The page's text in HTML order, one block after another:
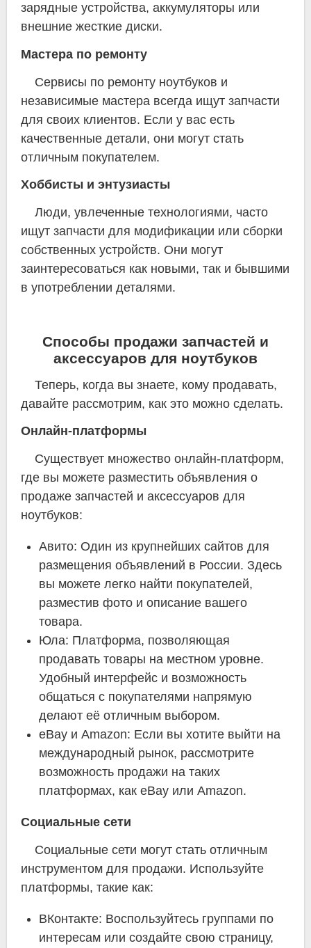
зарядные устройства, аккумуляторы или
внешние жесткие диски.
Мастера по ремонту
Сервисы по ремонту ноутбуков и
независимые мастера всегда ищут запчасти
для своих клиентов. Если у вас есть
качественные детали, они могут стать
отличным покупателем.
Хоббисты и энтузиасты
Люди, увлеченные технологиями, часто
ищут запчасти для модификации или сборки
собственных устройств. Они могут
заинтересоваться как новыми, так и бывшими
в употреблении деталями.
Способы продажи запчастей и
аксессуаров для ноутбуков
Теперь, когда вы знаете, кому продавать,
давайте рассмотрим, как это можно сделать.
Онлайн-платформы
Существует множество онлайн-платформ,
где вы можете разместить объявления о
продаже запчастей и аксессуаров для
ноутбуков:
Авито: Один из крупнейших сайтов для
размещения объявлений в России. Здесь
вы можете легко найти покупателей,
разместив фото и описание вашего
товара.
Юла: Платформа, позволяющая
продавать товары на местном уровне.
Удобный интерфейс и возможность
общаться с покупателями напрямую
делают её отличным выбором.
eBay и Amazon: Если вы хотите выйти на
международный рынок, рассмотрите
возможность продажи на таких
платформах, как eBay или Amazon.
Социальные сети
Социальные сети могут стать отличным
инструментом для продажи. Используйте
платформы, такие как:
ВКонтакте: Воспользуйтесь группами по
интересам или создайте свою страницу,